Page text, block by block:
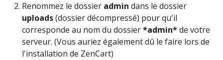
Renommez le dossier admin dans le dossier
uploads(dossier décompressé) pour qu'il
corresponde au nom du dossier*admin*de votre
serveur. (Vous auriez également dû le faire lors de
l'installation de ZenCart)